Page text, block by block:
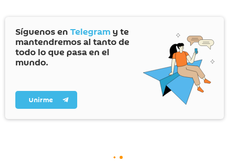
Síguenos en Telegram y te
mantendremos al tanto de
todo lo que pasa en el
mundo.
Unirme